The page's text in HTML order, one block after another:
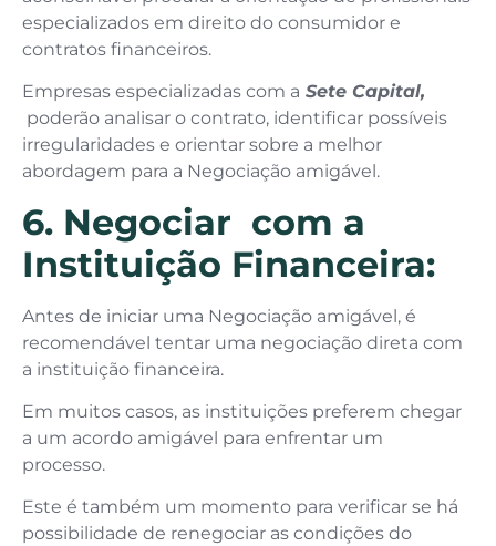
especializados em direito do consumidor e
contratos financeiros.
Empresas especializadas com a Sete Capital,
poderão analisar o contrato, identificar possíveis
irregularidades e orientar sobre a melhor
abordagem para a Negociação amigável.
6. Negociar com a
Instituição Financeira:
Antes de iniciar uma Negociação amigável, é
recomendável tentar uma negociação direta com
a instituição financeira.
Em muitos casos, as instituições preferem chegar
a um acordo amigável para enfrentar um
processo.
Este é também um momento para verificar se há
possibilidade de renegociar as condições do